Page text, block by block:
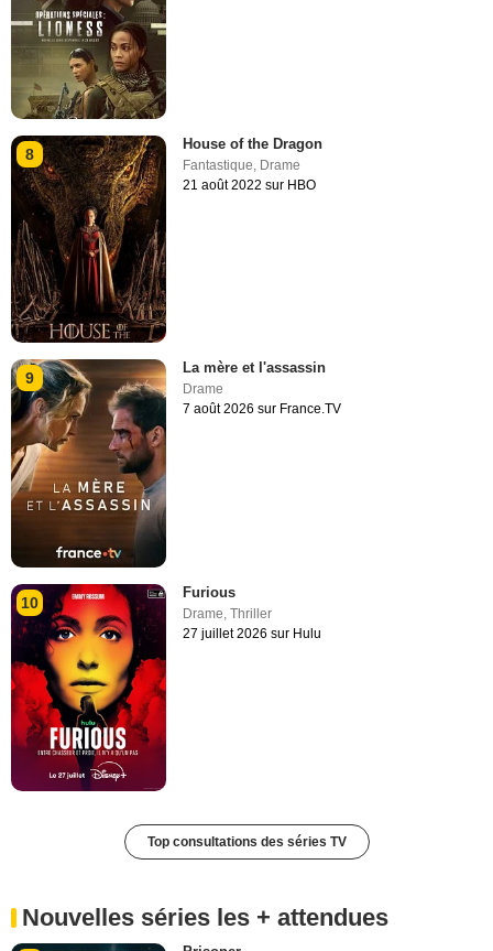
8
House of the Dragon
Fantastique, Drame
21 août 2022 sur HBO
9
La mère et l'assassin
Drame
7 août 2026 sur France.TV
10
Furious
Drame ,Thriller
27 juillet 2026 sur Hulu
Top consultations des séries TV
Nouvelles séries les + attendues